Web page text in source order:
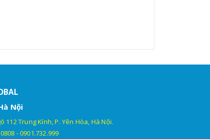
Nội
112 Trung Kính, P. Yên Hòa, Hà Nội.
-0901.732.999